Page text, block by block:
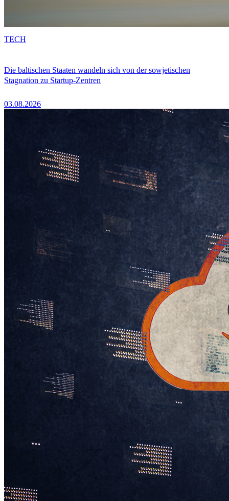
Die baltischen Staaten wandeln sich von der sowjetischen
Stagnation zu Startup-Zentren
03.08.2026
TECH